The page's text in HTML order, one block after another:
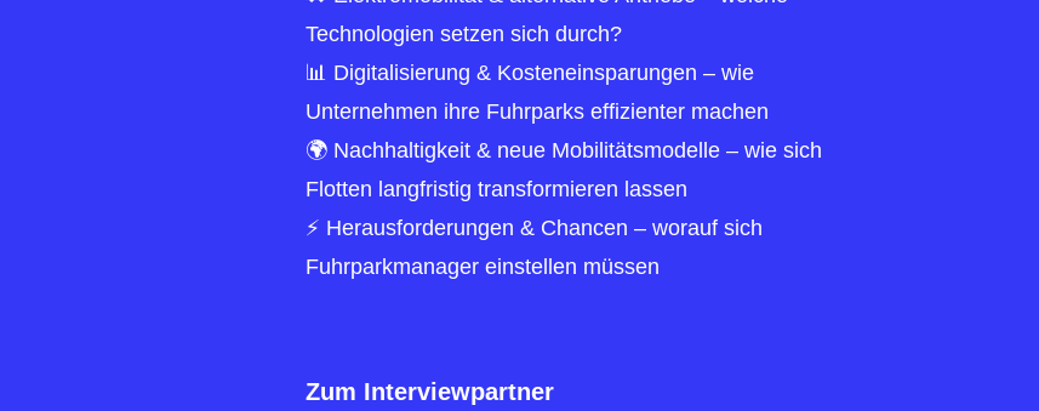
Technologien setzen sich durch?
📊 Digitalisierung & Kosteneinsparungen – wie
Unternehmen ihre Fuhrparks effizienter machen
🌍 Nachhaltigkeit & neue Mobilitätsmodelle – wie sich
Flotten langfristig transformieren lassen
⚡ Herausforderungen & Chancen – worauf sich
Fuhrparkmanager einstellen müssen
Zum Interviewpartner